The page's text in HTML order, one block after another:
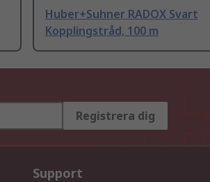
Huber+Suhner RADOX Svart
Kopplingstråd, 100 m
Registrera dig
Support